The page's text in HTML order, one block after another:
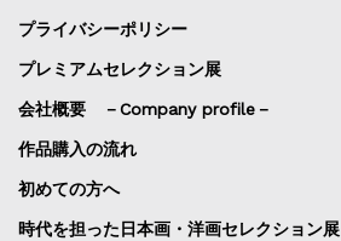
プライバシーポリシー
プレミアムセレクション展
会社概要 －Company profile－
作品購入の流れ
初めての方へ
時代を担った日本画・洋画セレクション展